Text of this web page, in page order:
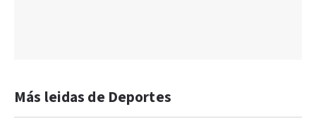
Más leidas de Deportes